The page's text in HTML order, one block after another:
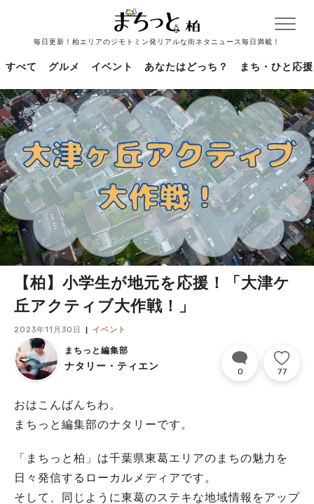
毎日更新！柏エリアのジモトミン発リアルな街ネタニュース毎日満載！
すべて グルメ イベント あなたはどっち？ まち・ひと応援
【柏】小学生が地元を応援！「大津ケ
丘アクティブ大作戦！」
2023年11月30日 イベント
まちっと編集部
ナタリー・ティエン 0 77
おはこんばんちわ。
まちっと編集部のナタリーです。
「まちっと柏」は千葉県東葛エリアのまちの魅力を
日々発信するローカルメディアです。
そして、同じように東葛のステキな地域情報をアップ